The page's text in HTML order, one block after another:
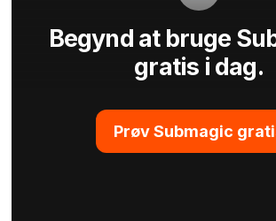
Begynd at bruge
gratis i dag.
Prøv Submagic